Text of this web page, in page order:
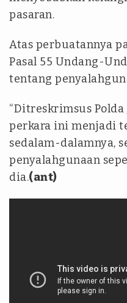
pasaran.
Atas perbuatannya
Pasal 55 Undang-
tentang
“Ditreskrimsus
perkara ini menjadi
sedalam-dalamnya,
penyalahgunaan
dia.(ant)